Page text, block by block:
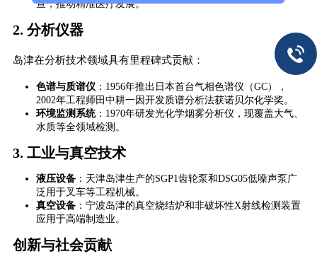
查，推动精准医疗发展。
2. 分析仪器
岛津在分析技术领域具有里程碑式贡献：
​色谱与质谱仪​​：1956年推出日本首台气相色谱仪（GC），
2002年工程师田中耕一因开发质谱分析法获诺贝尔化学奖。
​环境监测系统​​：1970年研发光化学烟雾分析仪，现覆盖大气、
水质等全领域检测。
3. 工业与真空技术
​液压设备​​：天津岛津生产的SGP1齿轮泵和DSG05低噪声泵广
泛用于叉车等工程机械。
​真空设备​​：宁波岛津的真空烧结炉和非破坏性X射线检测装置
应用于高端制造业。
创新与社会贡献